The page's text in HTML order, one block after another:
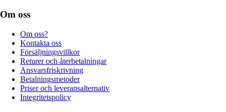
Om oss
Om oss?
Kontakta oss
Försäljningsvillkor
Returer och återbetalningar
Ansvarsfriskrivning
Betalningsmetoder
Priser och leveransalternativ
Integritetspolicy